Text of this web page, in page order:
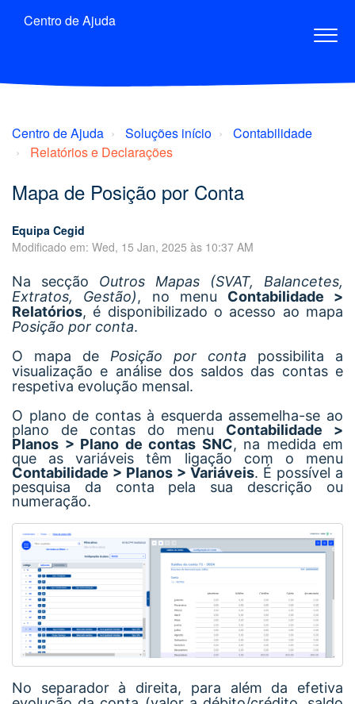
Centro de Ajuda
Centro de Ajuda Soluções início
Contabilidade
Relatórios e Declarações
Mapa de Posição por Conta
Equipa Cegid
Modificado em: Wed, 15 Jan, 2025 às 10:37 AM
Na secção Outros Mapas (SVAT, Balancetes,
Extratos, Gestão), no menu Contabilidade >
Relatórios, é disponibilizado o acesso ao mapa
Posição por conta.
O mapa de Posição por conta possibilita a
visualização e análise dos saldos das contas e
respetiva evolução mensal.
O plano de contas à esquerda assemelha-se ao
plano de contas do menu Contabilidade >
Planos > Plano de contas SNC, na medida em
que as variáveis têm ligação com o menu
Contabilidade > Planos > Variáveis. É possível a
pesquisa da conta pela sua descrição ou
numeração.
No separador à direita, para além da efetiva